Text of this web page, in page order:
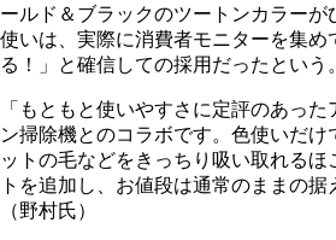
ールド＆ブラックのツートンカラー
使いは、実際に消費者モニターを集め
る！」と確信しての採用だったという。
「もともと使いやすさに定評のあっ
ン掃除機とのコラボです。色使いだ
ットの毛などをきっちり吸い取れるほ
トを追加し、お値段は通常のままの据
（野村氏）